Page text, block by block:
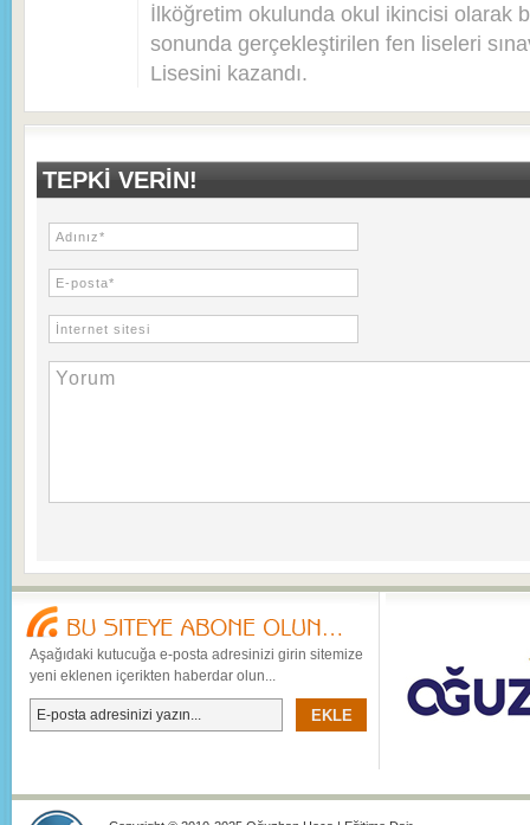
İlköğretim okulunda okul ikincisi olarak
sonunda gerçekleştirilen fen liseleri
Lisesini kazandı.
TEPKI VERIN!
Aşağıdaki kutucuğa e-posta adresinizi girin sitemize
yeni eklenen içerikten haberdar olun...